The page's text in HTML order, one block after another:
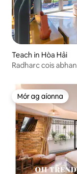
Teach in Hòa Hải
Radharc cois
Mór ag aíonna
Mór ag aíonna